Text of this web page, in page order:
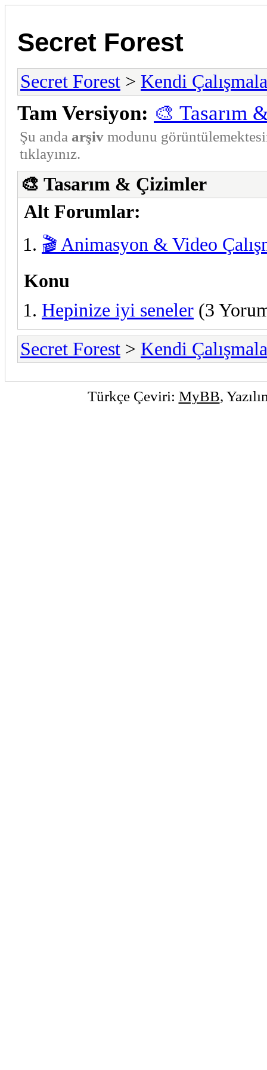
Secret Forest
Secret Forest > Kendi
Tam Versiyon: 🎨 Tasarım
Şu anda arşiv modunu
tıklayınız.
🎨 Tasarım & Çizimler
Alt Forumlar:
🎬 Animasyon & Video
Konu
Hepinize iyi seneler (3
Secret Forest > Kendi
Türkçe Çeviri: MyBB,